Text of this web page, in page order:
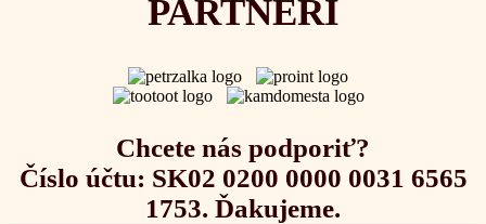
PARTNERI
Chcete nás podporiť?
Číslo účtu: SK02 0200 0000 0031 6565
1753. Ďakujeme.